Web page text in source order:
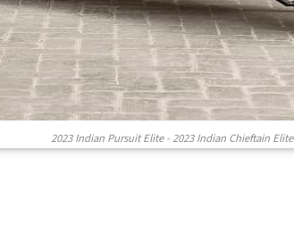
2023 Indian Pursuit Elite - 2023 Indian Chieftain Elite